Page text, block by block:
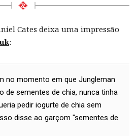
Cates deixa uma impressão
:
no momento em que Jungleman
de sementes de chia, nunca tinha
pedir iogurte de chia sem
disse ao garçom "sementes de